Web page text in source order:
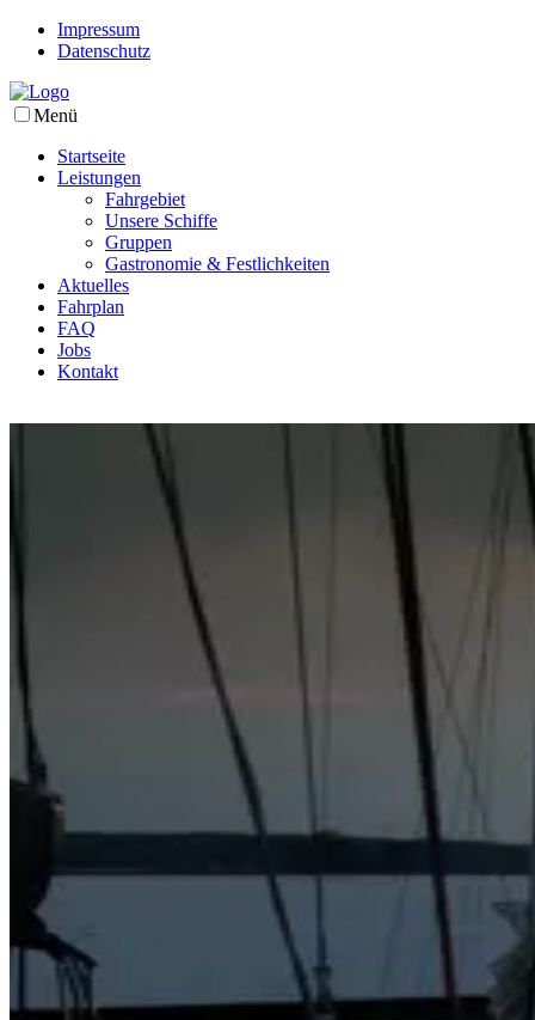
Impressum
Datenschutz
Menü
Startseite
Leistungen
Fahrgebiet
Unsere Schiffe
Gruppen
Gastronomie & Festlichkeiten
Aktuelles
Fahrplan
FAQ
Jobs
Kontakt